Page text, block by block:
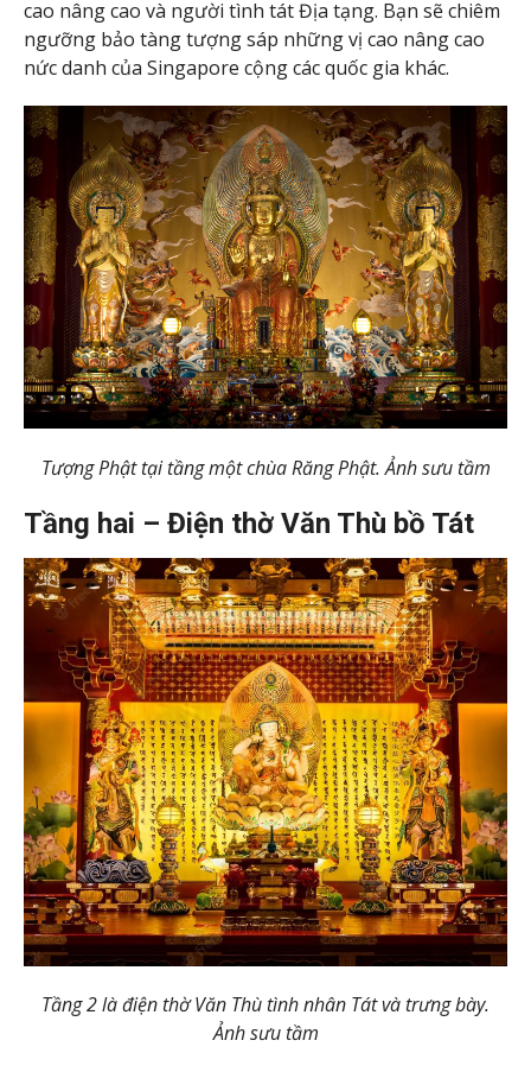
cao nâng cao và người tình tát Địa tạng. Bạn sẽ chiêm
ngưỡng bảo tàng tượng sáp những vị cao nâng cao
nức danh của Singapore cộng các quốc gia khác.
Tượng Phật tại tầng một chùa Răng Phật. Ảnh sưu tầm
Tầng hai – Điện thờ Văn Thù bồ Tát
Tầng 2 là điện thờ Văn Thù tình nhân Tát và trưng bày.
Ảnh sưu tầm